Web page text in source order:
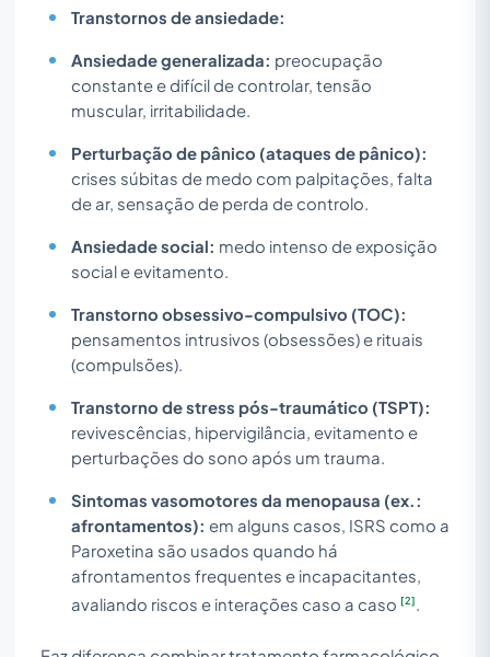
Transtornos de ansiedade:
Ansiedade generalizada: preocupação
constante e difícil de controlar, tensão
muscular, irritabilidade.
Perturbação de pânico (ataques de pânico):
crises súbitas de medo com palpitações, falta
de ar, sensação de perda de controlo.
Ansiedade social: medo intenso de exposição
social e evitamento.
Transtorno obsessivo-compulsivo (TOC):
pensamentos intrusivos (obsessões) e rituais
(compulsões).
Transtorno de stress pós-traumático (TSPT):
revivescências, hipervigilância, evitamento e
perturbações do sono após um trauma.
Sintomas vasomotores da menopausa (ex.:
afrontamentos): em alguns casos, ISRS como a
Paroxetina são usados quando há
afrontamentos frequentes e incapacitantes,
avaliando riscos e interações caso a caso [2]